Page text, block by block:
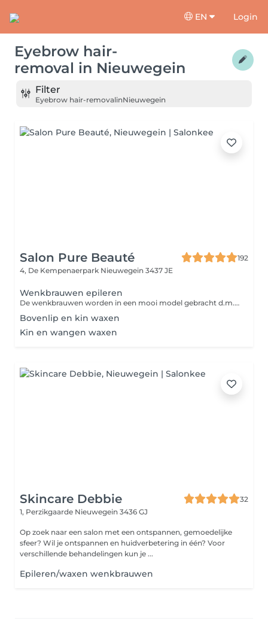
EN Login
Eyebrow hair-
removal in Nieuwegein
Filter
Eyebrow hair-removalinNieuwegein
Salon Pure Beauté
192
4, De Kempenaerpark Nieuwegein 3437 JE
Wenkbrauwen epileren
De wenkbrauwen worden in een mooi model gebracht d.m.v. een pincet.
Bovenlip en kin waxen
Kin en wangen waxen
Skincare Debbie
32
1, Perzikgaarde Nieuwegein 3436 GJ
Op zoek naar een salon met een ontspannen, gemoedelijke
sfeer? Wil je ontspannen en huidverbetering in één? Voor
verschillende behandelingen kun je ...
Epileren/waxen wenkbrauwen